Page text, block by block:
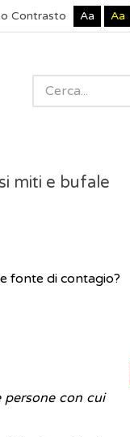
Contrasto Aa Aa
miti e bufale
fonte di contagio?
con cui